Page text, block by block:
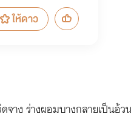
ให้ดาว
จาง ร่างผอมบางกลายเป็นอ้